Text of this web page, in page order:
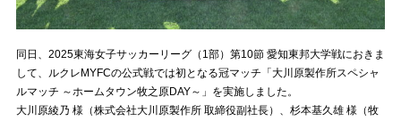
同日、2025東海女子サッカーリーグ（1部）第10節 愛知東邦大学戦におきま
して、ルクレMYFCの公式戦では初となる冠マッチ「大川原製作所スペシャ
ルマッチ ～ホームタウン牧之原DAY～」を実施しました。
大川原綾乃 様（株式会社大川原製作所 取締役副社長）、杉本基久雄 様（牧